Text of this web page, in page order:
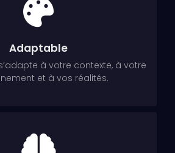
Adaptable
à votre contexte, à votre
et à vos réalités.